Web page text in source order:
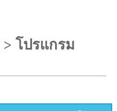
> โปรแกรม